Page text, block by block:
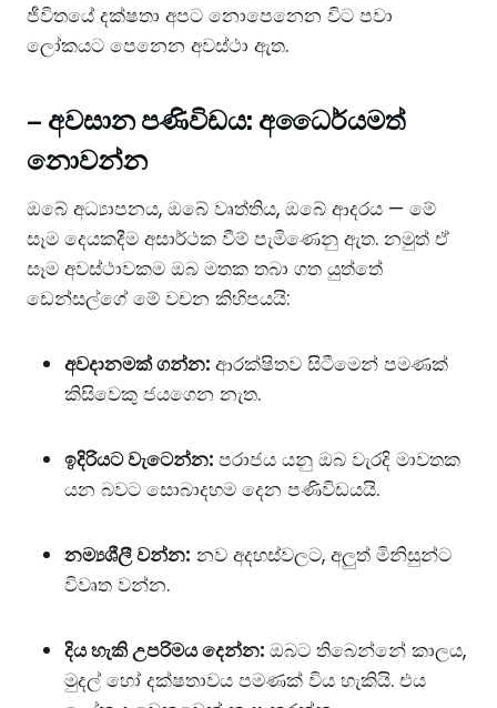
ජීවිතයේ දක්ෂතා අපට නොපෙනෙන විට පවා
ලෝකයට පෙනෙන අවස්ථා ඇත.
– අවසාන පණිවිඩය: අධෛර්යමත්
නොවන්න
ඔබේ අධ්‍යාපනය, ඔබේ වෘත්තිය, ඔබේ ආදරය — මේ
සෑම දෙයකදීම අසාර්ථක වීම් පැමිණෙනු ඇත. නමුත් ඒ
සෑම අවස්ථාවකම ඔබ මතක තබා ගත යුත්තේ
ඩෙන්සල්ගේ මේ වචන කිහිපයයි:
අවදානමක් ගන්න: ආරක්ෂිතව සිටීමෙන් පමණක්
කිසිවෙකු ජයගෙන නැත.
ඉදිරියට වැටෙන්න: පරාජය යනු ඔබ වැරදි මාවතක
යන බවට සොබාදහම දෙන පණිවිඩයයි.
නම්‍යශීලී වන්න: නව අදහස්වලට, අලුත් මිනිසුන්ට
විවෘත වන්න.
දිය හැකි උපරිමය දෙන්න: ඔබට තිබෙන්නේ කාලය,
මුදල් හෝ දක්ෂතාවය පමණක් විය හැකියි. එය